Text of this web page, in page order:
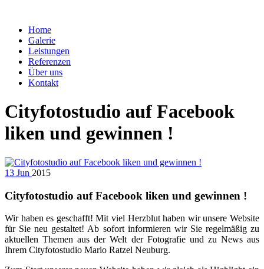
Home
Galerie
Leistungen
Referenzen
Über uns
Kontakt
Cityfotostudio auf Facebook
liken und gewinnen !
13 Jun 2015
Cityfotostudio auf Facebook liken und gewinnen !
Wir haben es geschafft! Mit viel Herzblut haben wir unsere Website
für Sie neu gestaltet! Ab sofort informieren wir Sie regelmäßig zu
aktuellen Themen aus der Welt der Fotografie und zu News aus
Ihrem Cityfotostudio Mario Ratzel Neuburg.